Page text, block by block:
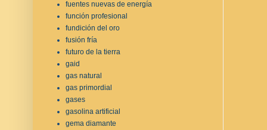
fuentes nuevas de energía
función profesional
fundición del oro
fusión fría
futuro de la tierra
gaid
gas natural
gas primordial
gases
gasolina artificial
gema diamante